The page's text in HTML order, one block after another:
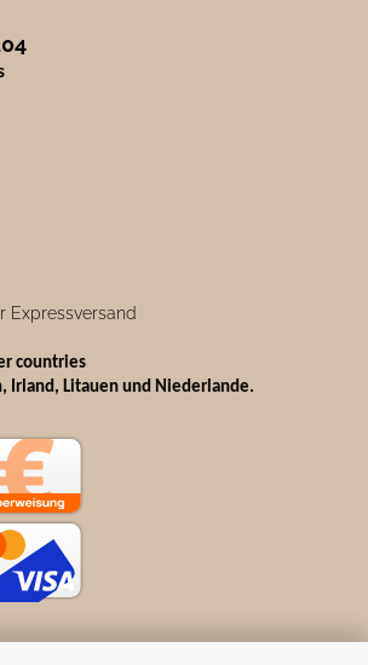
Expressversand
countries
Irland, Litauen und Niederlande.